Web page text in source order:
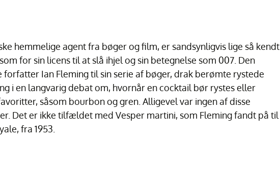
hemmelige agent fra bøger og film, er sandsynligvis lige så kendt
for sin licens til at slå ihjel og sin betegnelse som 007. Den
Ian Fleming til sin serie af bøger, drak berømte rystede
i en langvarig debat om, hvornår en cocktail bør rystes eller
såsom bourbon og gren. Alligevel var ingen af disse
Det er ikke tilfældet med Vesper martini, som Fleming fandt på til
fra 1953.